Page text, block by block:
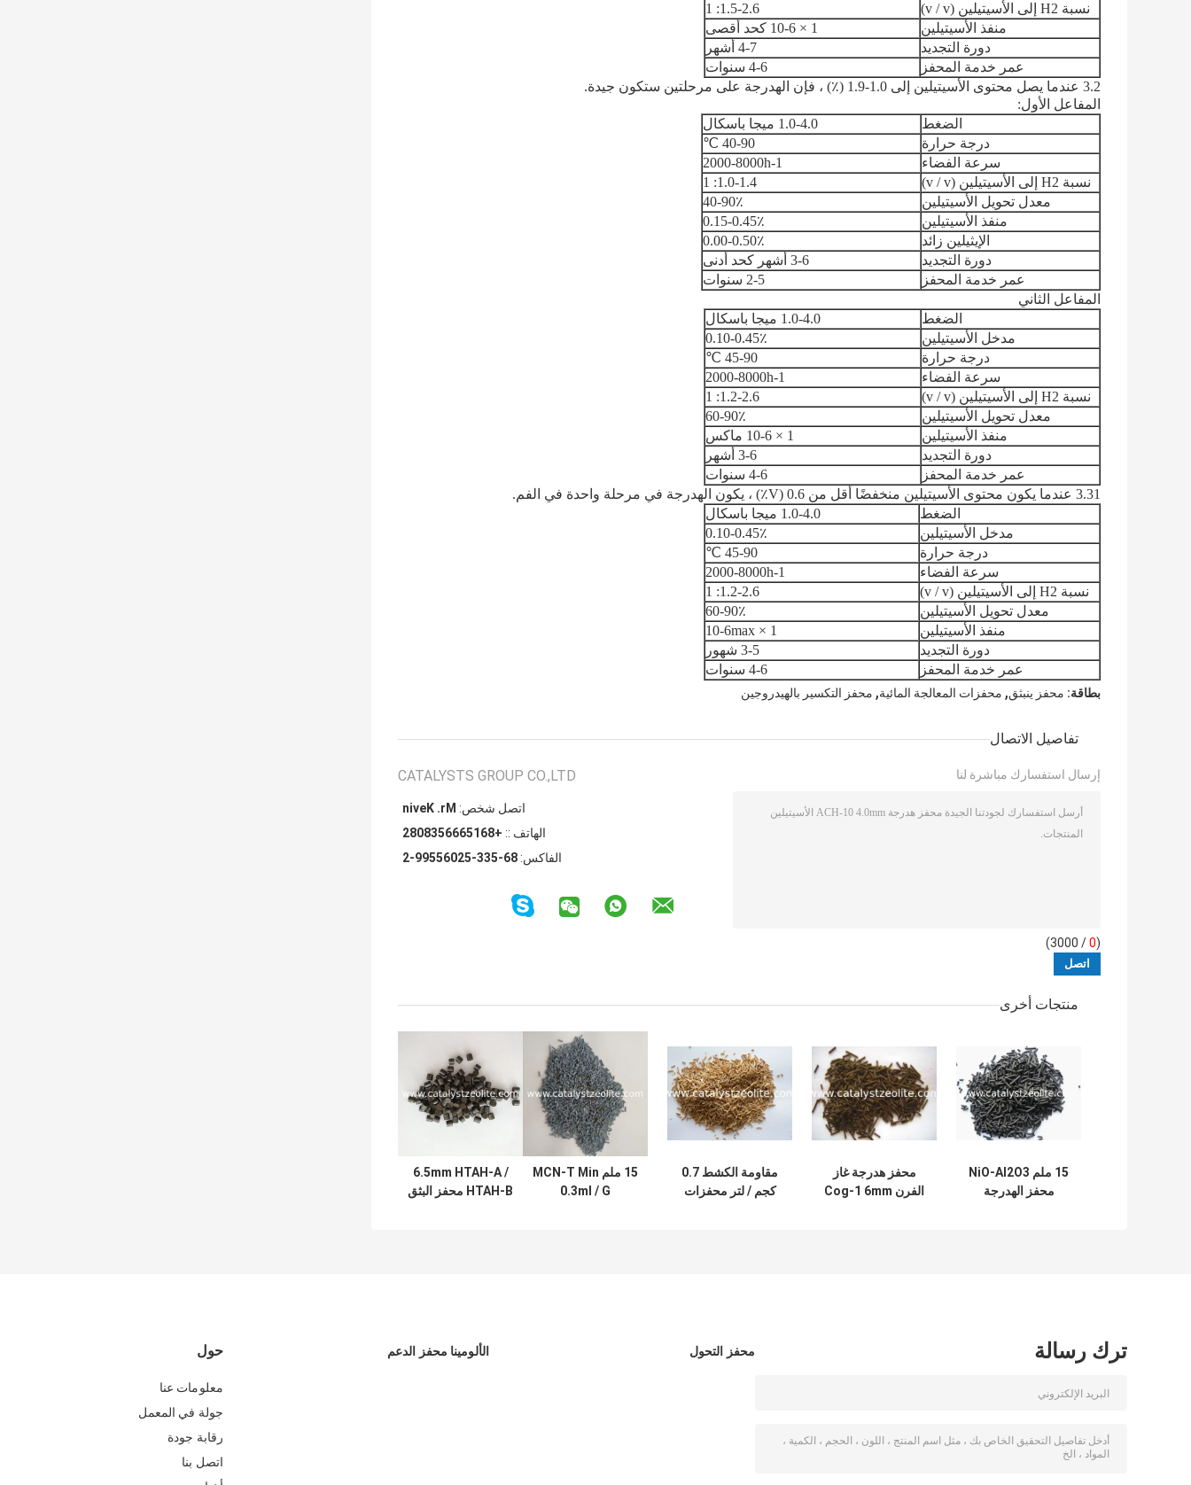
نسبة H2 إلى الأسيتيلين (v / v)
1.5-2.6: 1
منفذ الأسيتيلين
1 × 10-6 كحد أقصى
دورة التجديد
4-7 أشهر
عمر خدمة المحفز
4-6 سنوات
3.2 عندما يصل محتوى الأسيتيلين إلى 1.0-1.9 (٪) ، فإن الهدرجة على مرحلتين ستكون جيدة.
المفاعل الأول:
الضغط
1.0-4.0 ميجا باسكال
درجة حرارة
40-90 ℃
سرعة الفضاء
2000-8000h-1
نسبة H2 إلى الأسيتيلين (v / v)
1.0-1.4: 1
معدل تحويل الأسيتيلين
40-90٪
منفذ الأسيتيلين
0.15-0.45٪
الإيثيلين زائد
0.00-0.50٪
دورة التجديد
3-6 أشهر كحد أدنى
عمر خدمة المحفز
2-5 سنوات
المفاعل الثاني
الضغط
1.0-4.0 ميجا باسكال
مدخل الأسيتيلين
0.10-0.45٪
درجة حرارة
45-90 ℃
سرعة الفضاء
2000-8000h-1
نسبة H2 إلى الأسيتيلين (v / v)
1.2-2.6: 1
معدل تحويل الأسيتيلين
60-90٪
منفذ الأسيتيلين
1 × 10-6 ماكس
دورة التجديد
3-6 أشهر
عمر خدمة المحفز
4-6 سنوات
3.31 عندما يكون محتوى الأسيتيلين منخفضًا أقل من 0.6 (V٪) ، يكون الهدرجة في مرحلة واحدة في الفم.
الضغط
1.0-4.0 ميجا باسكال
مدخل الأسيتيلين
0.10-0.45٪
درجة حرارة
45-90 ℃
سرعة الفضاء
2000-8000h-1
نسبة H2 إلى الأسيتيلين (v / v)
1.2-2.6: 1
معدل تحويل الأسيتيلين
60-90٪
منفذ الأسيتيلين
1 × 10-6max
دورة التجديد
3-5 شهور
عمر خدمة المحفز
4-6 سنوات
بطاقة: محفز ينبثق, محفزات المعالجة المائية, محفز التكسير بالهيدروجين
تفاصيل الاتصال
CATALYSTS GROUP CO.,LTD
اتصل شخص: Mr. Kevin
الهاتف :: +8615666538082
الفاكس: 86-533-52065599-2
إرسال استفسارك مباشرة لنا
(
0
/ 3000)
منتجات أخرى
15 ملم NiO-Al2O3
محفز الهدرجة
محفز هدرجة غاز
الفرن Cog-1 6mm
مقاومة الكشط 0.7
كجم / لتر محفزات
15 ملم MCN-T Min
0.3ml / G
6.5mm HTAH-A /
HTAH-B محفز البثق
حول
معلومات عنا
جولة في المعمل
رقابة جودة
اتصل بنا
الألومينا محفز الدعم محفز التحول ترك رسالة